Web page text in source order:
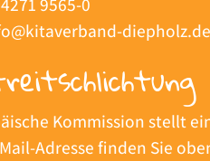
9565-0
diepholz.de
Kommission stellt
Adresse finden Sie